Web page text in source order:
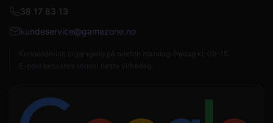
38 17 83 13
kundeservice@gamezone.no